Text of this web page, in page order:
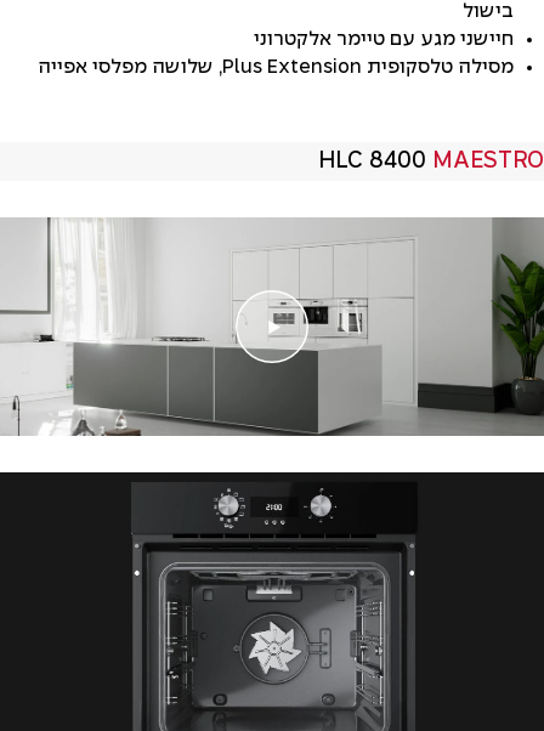
בישול
חיישני מגע עם טיימר אלקטרוני
מסילה טלסקופית Plus Extension, שלושה מפלסי אפייה
HLC 8400 MAESTRO